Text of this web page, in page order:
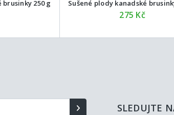
brusinky 250 g Sušené plody kanadské
275 Kč
SLEDUJTE